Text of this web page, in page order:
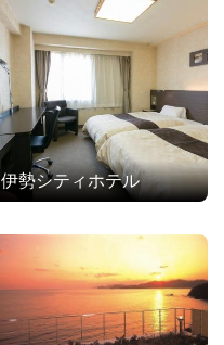
伊勢シティホテル